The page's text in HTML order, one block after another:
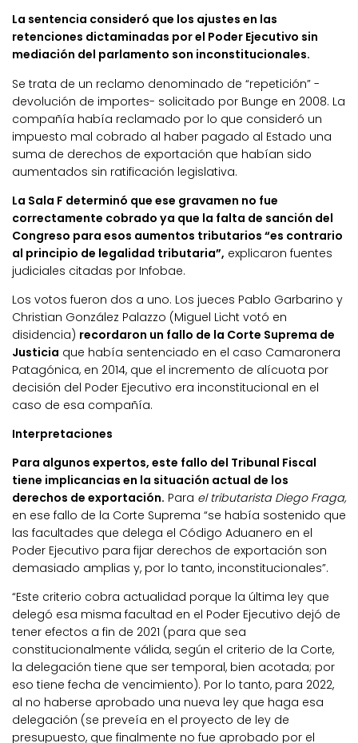
La sentencia consideró que los ajustes en las
retenciones dictaminadas por el Poder Ejecutivo sin
mediación del parlamento son inconstitucionales.
Se trata de un reclamo denominado de “repetición” -
devolución de importes- solicitado por Bunge en 2008. La
compañía había reclamado por lo que consideró un
impuesto mal cobrado al haber pagado al Estado una
suma de derechos de exportación que habían sido
aumentados sin ratificación legislativa.
La Sala F determinó que ese gravamen no fue
correctamente cobrado ya que la falta de sanción del
Congreso para esos aumentos tributarios “es contrario
al principio de legalidad tributaria”, explicaron fuentes
judiciales citadas por Infobae.
Los votos fueron dos a uno. Los jueces Pablo Garbarino y
Christian González Palazzo (Miguel Licht votó en
disidencia) recordaron un fallo de la Corte Suprema de
Justicia que había sentenciado en el caso Camaronera
Patagónica, en 2014, que el incremento de alícuota por
decisión del Poder Ejecutivo era inconstitucional en el
caso de esa compañía.
Interpretaciones
Para algunos expertos, este fallo del Tribunal Fiscal
tiene implicancias en la situación actual de los
derechos de exportación. Para el tributarista Diego Fraga,
en ese fallo de la Corte Suprema “se había sostenido que
las facultades que delega el Código Aduanero en el
Poder Ejecutivo para fijar derechos de exportación son
demasiado amplias y, por lo tanto, inconstitucionales”.
“Este criterio cobra actualidad porque la última ley que
delegó esa misma facultad en el Poder Ejecutivo dejó de
tener efectos a fin de 2021 (para que sea
constitucionalmente válida, según el criterio de la Corte,
la delegación tiene que ser temporal, bien acotada; por
eso tiene fecha de vencimiento). Por lo tanto, para 2022,
al no haberse aprobado una nueva ley que haga esa
delegación (se preveía en el proyecto de ley de
presupuesto, que finalmente no fue aprobado por el